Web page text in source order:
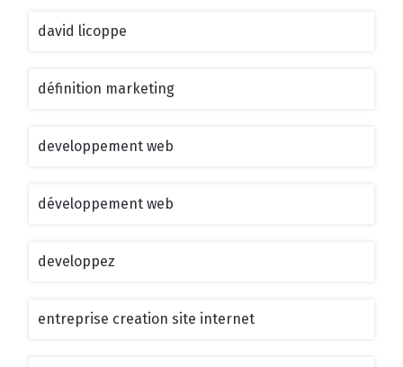
david licoppe
définition marketing
developpement web
développement web
developpez
entreprise creation site internet